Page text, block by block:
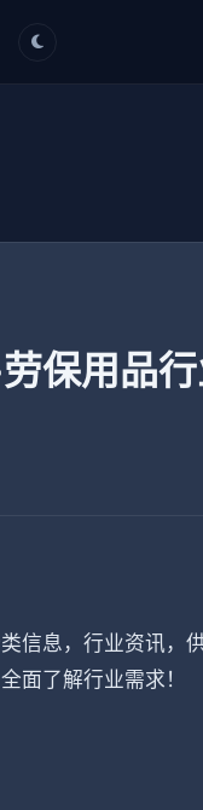
保用品
信息，行业资讯，
面了解行业需求！